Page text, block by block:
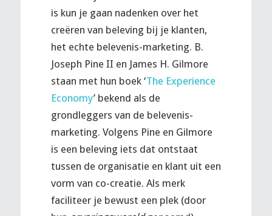
is kun je gaan nadenken over het
creëren van beleving bij je klanten,
het echte belevenis-marketing. B.
Joseph Pine II en James H. Gilmore
staan met hun boek ‘The Experience
Economy’ bekend als de
grondleggers van de belevenis-
marketing. Volgens Pine en Gilmore
is een beleving iets dat ontstaat
tussen de organisatie en klant uit een
vorm van co-creatie. Als merk
faciliteer je bewust een plek (door